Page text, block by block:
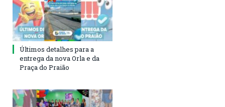
Últimos detalhes para a
entrega da nova Orla e da
Praça do Praião